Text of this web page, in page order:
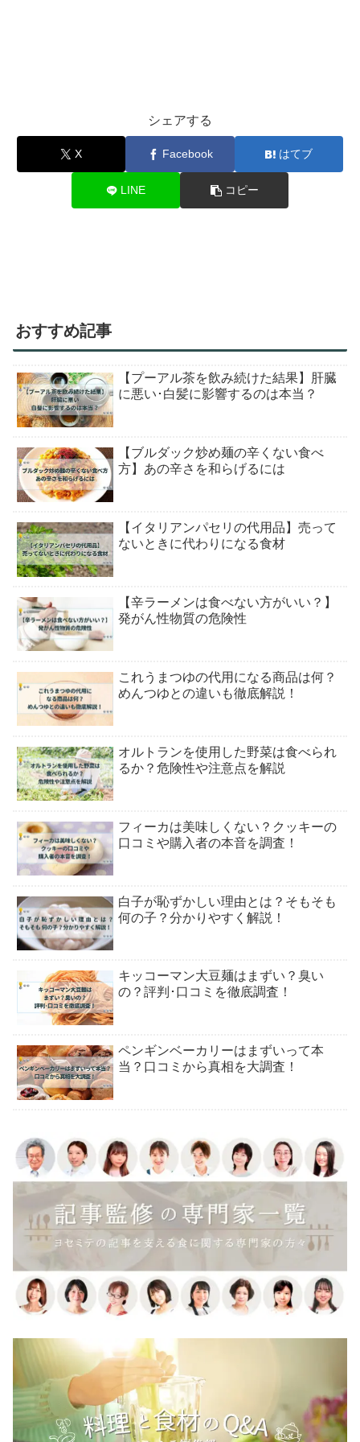
シェアする
X Facebook はてブ
LINE コピー
おすすめ記事
【プーアル茶を飲み続けた結果】肝臓
に悪い･白髪に影響するのは本当？
【ブルダック炒め麺の辛くない食べ
方】あの辛さを和らげるには
【イタリアンパセリの代用品】売って
ないときに代わりになる食材
【辛ラーメンは食べない方がいい？】
発がん性物質の危険性
これうまつゆの代用になる商品は何？
めんつゆとの違いも徹底解説！
オルトランを使用した野菜は食べられ
るか？危険性や注意点を解説
フィーカは美味しくない？クッキーの
口コミや購入者の本音を調査！
白子が恥ずかしい理由とは？そもそも
何の子？分かりやすく解説！
キッコーマン大豆麺はまずい？臭い
の？評判･口コミを徹底調査！
ペンギンベーカリーはまずいって本
当？口コミから真相を大調査！